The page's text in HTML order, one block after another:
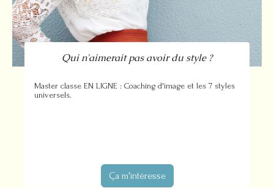
Qui n'aimerait pas avoir du style ?
Master classe EN LIGNE : Coaching d'image et les 7 styles
universels.
Ça m'intéresse